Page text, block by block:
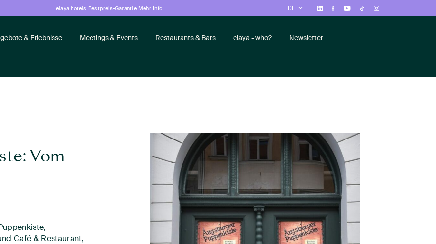
elaya hotels Bestpreis-Garantie Mehr Info DE
& Erlebnisse Meetings & Events Restaurants & Bars elaya - who? Newsletter
Vom
Café & Restaurant,